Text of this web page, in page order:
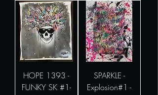
HOPE 1393 -
FUNKY SK #1-
SPARKLE -
Explosion#1 -